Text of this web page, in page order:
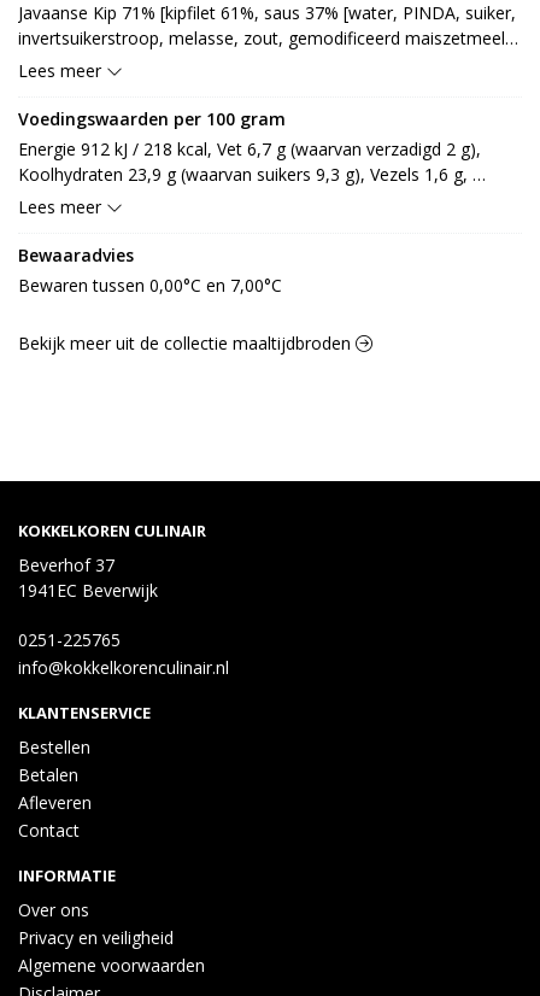
Javaanse Kip 71% [kipfilet 61%, saus 37% [water, PINDA, suiker,
invertsuikerstroop, melasse, zout, gemodificeerd maiszetmeel,
kruiden en specerij [chilipeper, knoflookpoeder, gemberpoeder,
eiwit [SOJA, mais], tomatenpuree, maltodextrine,
zonnebloemolie, aroma, zuurteregelaar: E514,
conserveermiddel: E202, E260, verdikkingsmiddel: E412, E415,
voedingszuur: E330], SOJAsaus [invertsuikerstroop, water,
melasse, zout, SOJAboon, TARWEkorrel (GLUTEN), kleurstof:
E202], specerij [kruiden en specerij, zout, maltodextrine,
knoflookgranulaat, uipoeder, gistextract, rijstmeel,
zoethoutwortelpoeder] (MOSTERD)], stokbrood 23%
Lees meer
Voedingswaarden per 100 gram
Energie 912 kJ / 218 kcal, Vet 6,7 g (waarvan verzadigd 2 g),
Koolhydraten 23,9 g (waarvan suikers 9,3 g), Vezels 1,6 g,
Eiwitten 14,4 g, Zout 1,1 g.
Lees meer
Bewaaradvies
Bewaren tussen 0,00°C en 7,00°C
Bekijk meer uit de collectie maaltijdbroden
KOKKELKOREN CULINAIR
Beverhof 37
1941EC Beverwijk
0251-225765
info@kokkelkorenculinair.nl
KLANTENSERVICE
Bestellen
Betalen
Afleveren
Contact
INFORMATIE
Over ons
Privacy en veiligheid
Algemene voorwaarden